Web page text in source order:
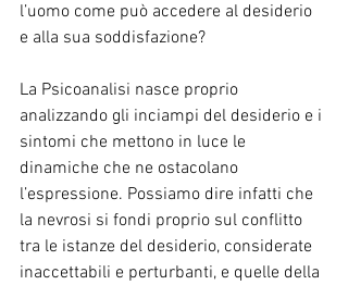
l’uomo come può accedere al desiderio
e alla sua soddisfazione?
La Psicoanalisi nasce proprio
analizzando gli inciampi del desiderio e i
sintomi che mettono in luce le
dinamiche che ne ostacolano
l’espressione. Possiamo dire infatti che
la nevrosi si fondi proprio sul conflitto
tra le istanze del desiderio, considerate
inaccettabili e perturbanti, e quelle della